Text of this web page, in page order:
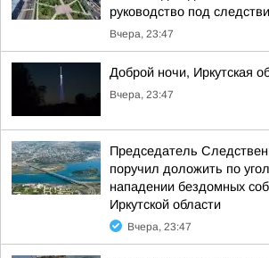
руководство под
Вчера, 23:47
Доброй ночи, Иркутская
Вчера, 23:47
Председатель
поручил доложить по
нападении бездомных
Иркутской области
Вчера, 23:47